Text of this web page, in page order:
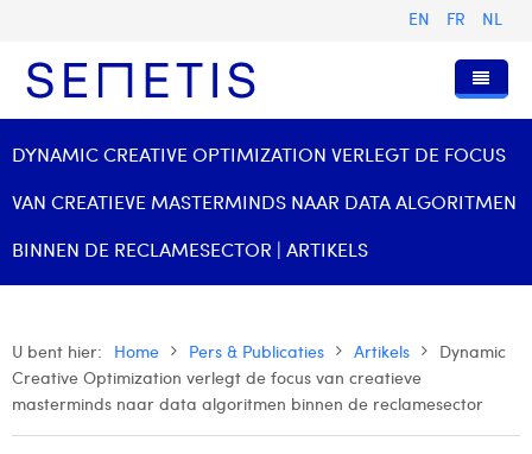
EN FR NL
Digital Business Intelligence
Trainingen
Onze Geschiedenis
Anouk Allegaert
Onze Waarden
Pers & Publicaties
Presentaties en Cases
Vacatures
DYNAMIC CREATIVE OPTIMIZATION VERLEGT DE FOCUS
VAN CREATIEVE MASTERMINDS NAAR DATA ALGORITMEN
BINNEN DE RECLAMESECTOR | ARTIKELS
U bent hier: Home Pers & Publicaties Artikels
Dynamic
Creative Optimization verlegt de focus van creatieve
masterminds naar data algoritmen binnen de reclamesector